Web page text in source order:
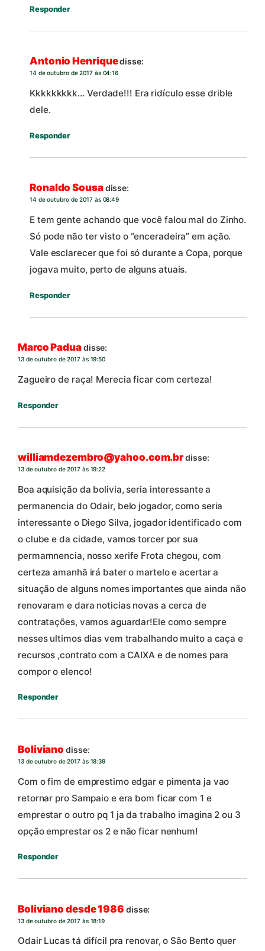
Responder
Antonio Henriquedisse:
14 de outubro de 2017 às 04:16
Kkkkkkkkk… Verdade!!! Era ridículo esse drible
dele.
Responder
Ronaldo Sousadisse:
14 de outubro de 2017 às 08:49
E tem gente achando que você falou mal do Zinho.
Só pode não ter visto o “enceradeira” em ação.
Vale esclarecer que foi só durante a Copa, porque
jogava muito, perto de alguns atuais.
Responder
Marco Paduadisse:
13 de outubro de 2017 às 19:50
Zagueiro de raça! Merecia ficar com certeza!
Responder
williamdezembro@yahoo.com.brdisse:
13 de outubro de 2017 às 19:22
Boa aquisição da bolivia, seria interessante a
permanencia do Odair, belo jogador, como seria
interessante o Diego Silva, jogador identificado com
o clube e da cidade, vamos torcer por sua
permamnencia, nosso xerife Frota chegou, com
certeza amanhã irá bater o martelo e acertar a
situação de alguns nomes importantes que ainda não
renovaram e dara noticias novas a cerca de
contratações, vamos aguardar!Ele como sempre
nesses ultimos dias vem trabalhando muito a caça e
recursos ,contrato com a CAIXA e de nomes para
compor o elenco!
Responder
Boliviano disse:
13 de outubro de 2017 às 18:39
Com o fim de emprestimo edgar e pimenta ja vao
retornar pro Sampaio e era bom ficar com 1 e
emprestar o outro pq 1 ja da trabalho imagina 2 ou 3
opção emprestar os 2 e não ficar nenhum!
Responder
Boliviano desde 1986 disse:
13 de outubro de 2017 às 18:19
Odair Lucas tá difícil pra renovar, o São Bento quer